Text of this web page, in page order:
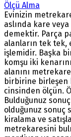
Ölçü Alma
Evinizin
aslında kare
demektir. Parça
alanların tek tek,
işlemidir. Başka
komşu iki
alanını
birbirine birleşen
cinsinden ölçün.
Bulduğunuz
olduğunuz sonuç
kiralama ve
metrekaresini